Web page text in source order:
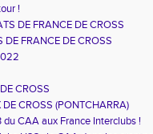
!
DE FRANCE DE CROSS
FRANCE DE CROSS
CROSS
CROSS (PONTCHARRA)
CAA aux France Interclubs !